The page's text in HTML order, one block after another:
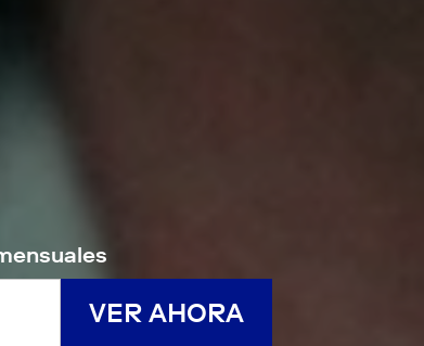
VER AHORA